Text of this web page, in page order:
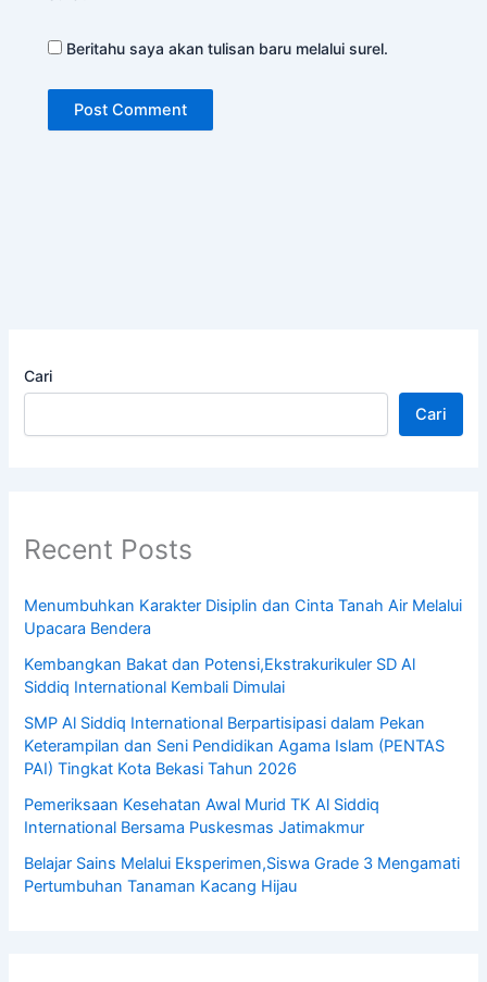
Beritahu saya akan tulisan baru melalui surel.
Cari
Cari
Recent Posts
Menumbuhkan Karakter Disiplin dan Cinta Tanah Air Melalui
Upacara Bendera
Kembangkan Bakat dan Potensi,Ekstrakurikuler SD Al
Siddiq International Kembali Dimulai
SMP Al Siddiq International Berpartisipasi dalam Pekan
Keterampilan dan Seni Pendidikan Agama Islam (PENTAS
PAI) Tingkat Kota Bekasi Tahun 2026
Pemeriksaan Kesehatan Awal Murid TK Al Siddiq
International Bersama Puskesmas Jatimakmur
Belajar Sains Melalui Eksperimen,Siswa Grade 3 Mengamati
Pertumbuhan Tanaman Kacang Hijau